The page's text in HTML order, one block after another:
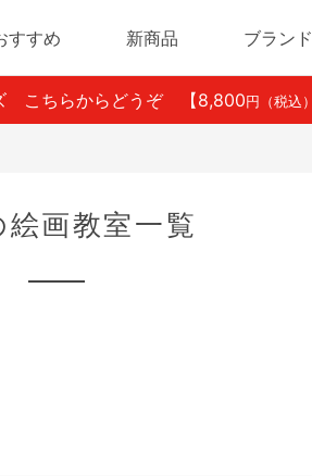
すすめ 新商品 ブランド
こちらからどうぞ 【8,800 円（税込）
絵画教室一覧